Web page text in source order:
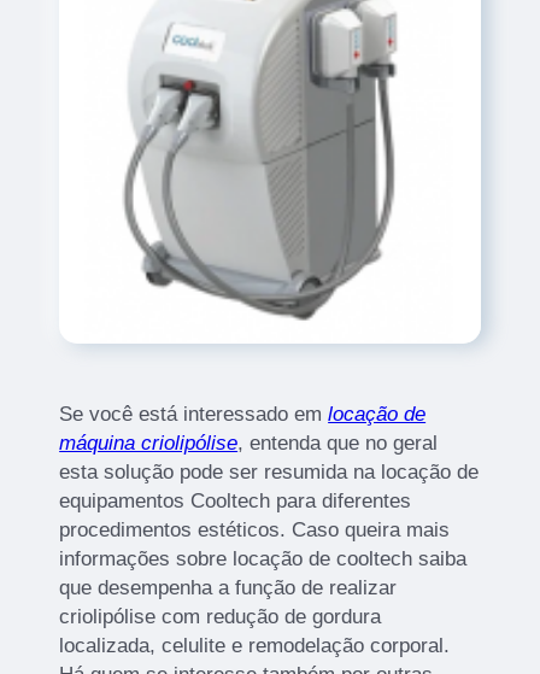
Se você está interessado emlocação de
máquina criolipólise, entenda que no geral
esta solução pode ser resumida na locação de
equipamentos Cooltech para diferentes
procedimentos estéticos. Caso queira mais
informações sobre locação de cooltech saiba
que desempenha a função de realizar
criolipólise com redução de gordura
localizada, celulite e remodelação corporal.